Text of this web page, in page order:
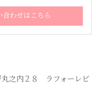
之内２８ ラフォーレビ
合わせはこちら